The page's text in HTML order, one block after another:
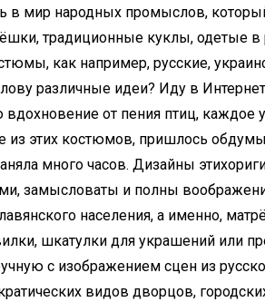
в мир народных промыслов,
традиционные куклы, одетые в
как например, русские,
различные идеи? Иду в
вдохновение от пения птиц,
из этих костюмов, пришлось
много часов. Дизайны
замысловаты и полны
населения, а именно,
шкатулки для украшений или
с изображением сцен из
видов дворцов,
club
Birthday, Gleb ! The
Thing is that YOU
С ДНЁМ
ГЛЕБ !
что ТЫ ЕСТЬ!